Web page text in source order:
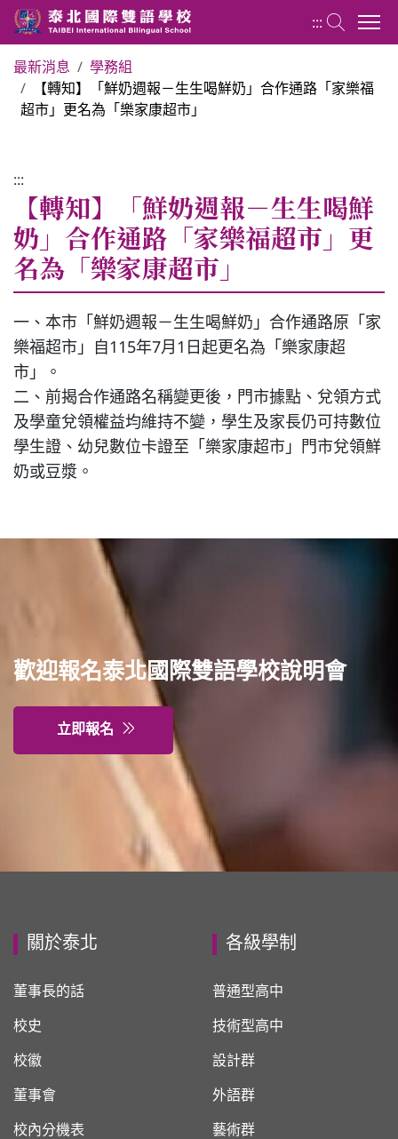
最新消息
學務組
【轉知】「鮮奶週報－生生喝鮮奶」合作通路「家樂福
超市」更名為「樂家康超市」
:::
【轉知】「鮮奶週報－生生喝鮮
奶」合作通路「家樂福超市」更
名為「樂家康超市」
一、本市「鮮奶週報－生生喝鮮奶」合作通路原「家
樂福超市」自115年7月1日起更名為「樂家康超
市」。
二、前揭合作通路名稱變更後，門市據點、兌領方式
及學童兌領權益均維持不變，學生及家長仍可持數位
學生證、幼兒數位卡證至「樂家康超市」門市兌領鮮
奶或豆漿。
歡迎報名泰北國際雙語學校說明會
立即報名
關於泰北
董事長的話
校史
校徽
董事會
校內分機表
各級學制
普通型高中
技術型高中
設計群
外語群
藝術群
:::
國小部 Elementary School
行政團隊
榮譽榜
教務組
學務組
特色課程